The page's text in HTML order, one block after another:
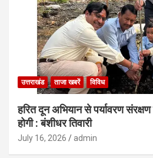
उत्तराखंड ताजा खबरें विविध
हरित दून अभियान से पर्यावरण
होगी : बंशीधर तिवारी
July 16, 2026 admin